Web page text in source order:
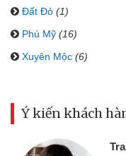
Đất Đỏ (1)
Phú Mỹ (16)
Xuyên Mộc (6)
Ý kiến khách